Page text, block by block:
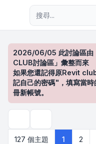
2026/06/05 此討論區由
CLUB討論區」彙整而來
如果您還記得原Revit
記自己的密碼"，填寫當
冊新帳號。
127 個主題
1 2